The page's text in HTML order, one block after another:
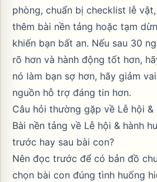
phòng, chuẩn bị checklist lễ
thêm bài nền tảng hoặc tạm
khiến bạn bất an. Nếu sau 30
rõ hơn và hành động tốt hơn,
nó làm bạn sợ hơn, hãy giảm
nguồn hỗ trợ đáng tin hơn.
Câu hỏi thường gặp về Lễ hội &
Bài nền tảng về Lễ hội & hành
trước hay sau bài con?
Nên đọc trước để có bản đồ
chọn bài con đúng tình huống